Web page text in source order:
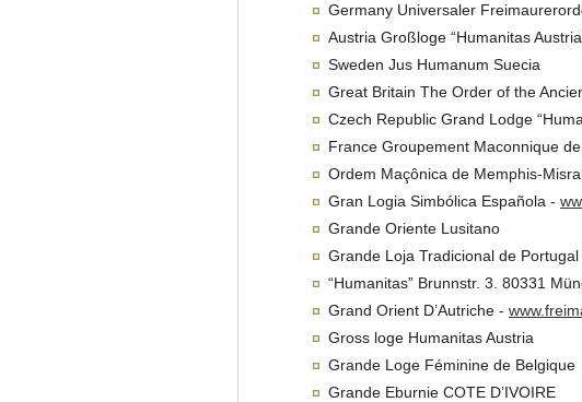
Germany Universaler
Austria Großloge “Humanitas
Sweden Jus Humanum Suecia
Great Britain The Order of the
Czech Republic Grand Lodge
France Groupement Maconnique
Ordem Maçônica de Memphis-
Gran Logia Simbólica Española -
Grande Oriente Lusitano
Grande Loja Tradicional de Portugal
“Humanitas” Brunnstr. 3. 80331
Grand Orient D’Autriche -
Gross loge Humanitas Austria
Grande Loge Féminine de Belgique
Grande Eburnie COTE D’IVOIRE